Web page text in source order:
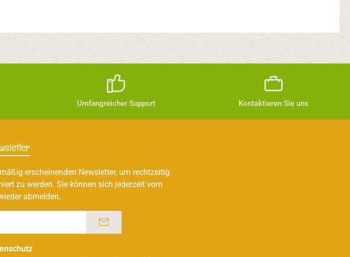
Umfangreicher Support Kontaktieren Sie uns
erscheinenden Newsletter, um rechtzeitig
zu werden. Sie können sich jederzeit vom
abmelden.